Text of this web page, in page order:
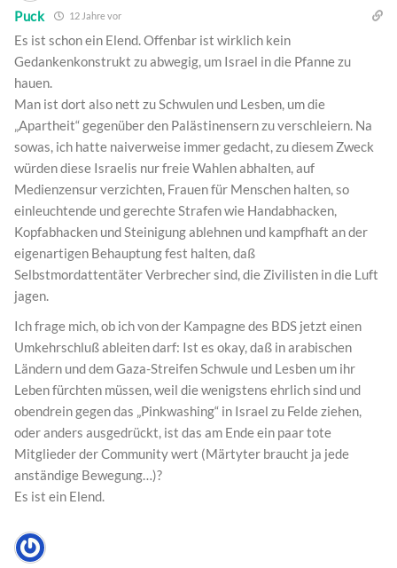
Puck 12 Jahre vor
Es ist schon ein Elend. Offenbar ist wirklich kein
Gedankenkonstrukt zu abwegig, um Israel in die Pfanne zu
hauen.
Man ist dort also nett zu Schwulen und Lesben, um die
„Apartheit“ gegenüber den Palästinensern zu verschleiern. Na
sowas, ich hatte naiverweise immer gedacht, zu diesem Zweck
würden diese Israelis nur freie Wahlen abhalten, auf
Medienzensur verzichten, Frauen für Menschen halten, so
einleuchtende und gerechte Strafen wie Handabhacken,
Kopfabhacken und Steinigung ablehnen und kampfhaft an der
eigenartigen Behauptung fest halten, daß
Selbstmordattentäter Verbrecher sind, die Zivilisten in die Luft
jagen.
Ich frage mich, ob ich von der Kampagne des BDS jetzt einen
Umkehrschluß ableiten darf: Ist es okay, daß in arabischen
Ländern und dem Gaza-Streifen Schwule und Lesben um ihr
Leben fürchten müssen, weil die wenigstens ehrlich sind und
obendrein gegen das „Pinkwashing“ in Israel zu Felde ziehen,
oder anders ausgedrückt, ist das am Ende ein paar tote
Mitglieder der Community wert (Märtyter braucht ja jede
anständige Bewegung…)?
Es ist ein Elend.